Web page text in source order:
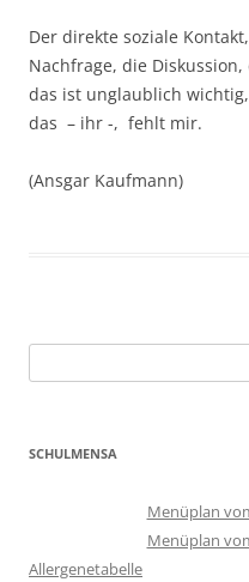
Der direkte soziale
Nachfrage, die
das ist unglaublich
das – ihr -, fehlt mir.
(Ansgar Kaufmann)
nach:
SCHULMENSA
Menüplan
Menüplan
Allergenetabelle